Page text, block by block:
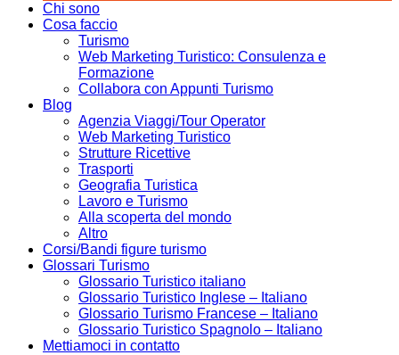
Chi sono
Cosa faccio
Turismo
Web Marketing Turistico: Consulenza e
Formazione
Collabora con Appunti Turismo
Blog
Agenzia Viaggi/Tour Operator
Web Marketing Turistico
Strutture Ricettive
Trasporti
Geografia Turistica
Lavoro e Turismo
Alla scoperta del mondo
Altro
Corsi/Bandi figure turismo
Glossari Turismo
Glossario Turistico italiano
Glossario Turistico Inglese – Italiano
Glossario Turismo Francese – Italiano
Glossario Turistico Spagnolo – Italiano
Mettiamoci in contatto